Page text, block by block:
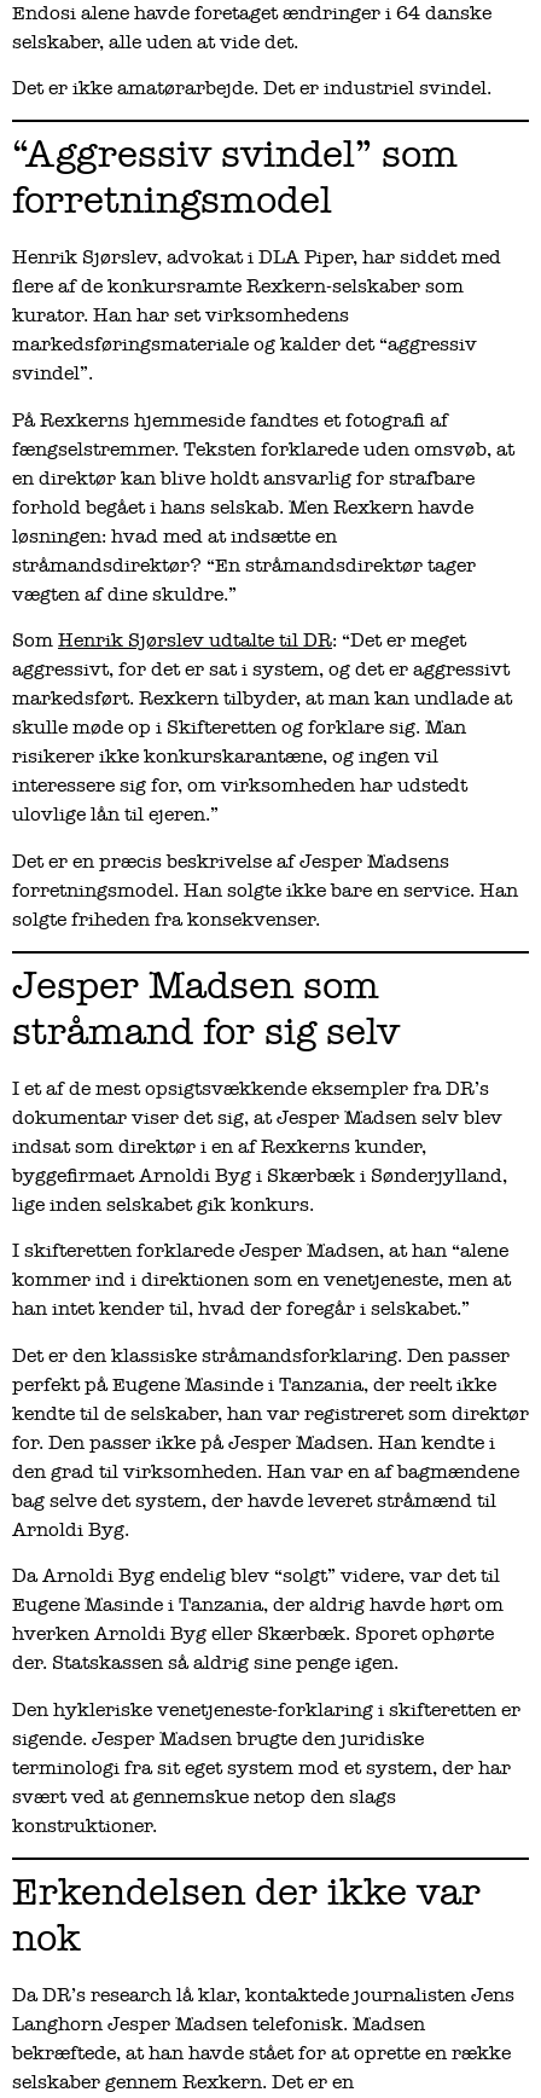
Endosi alene havde foretaget ændringer i 64 danske
selskaber, alle uden at vide det.
Det er ikke amatørarbejde. Det er industriel svindel.
“Aggressiv svindel” som
forretningsmodel
Henrik Sjørslev, advokat i DLA Piper, har siddet med
flere af de konkursramte Rexkern-selskaber som
kurator. Han har set virksomhedens
markedsføringsmateriale og kalder det “aggressiv
svindel”.
På Rexkerns hjemmeside fandtes et fotografi af
fængselstremmer. Teksten forklarede uden omsvøb, at
en direktør kan blive holdt ansvarlig for strafbare
forhold begået i hans selskab. Men Rexkern havde
løsningen: hvad med at indsætte en
stråmandsdirektør? “En stråmandsdirektør tager
vægten af dine skuldre.”
Som Henrik Sjørslev udtalte til DR: “Det er meget
aggressivt, for det er sat i system, og det er aggressivt
markedsført. Rexkern tilbyder, at man kan undlade at
skulle møde op i Skifteretten og forklare sig. Man
risikerer ikke konkurskarantæne, og ingen vil
interessere sig for, om virksomheden har udstedt
ulovlige lån til ejeren.”
Det er en præcis beskrivelse af Jesper Madsens
forretningsmodel. Han solgte ikke bare en service. Han
solgte friheden fra konsekvenser.
Jesper Madsen som
stråmand for sig selv
I et af de mest opsigtsvækkende eksempler fra DR’s
dokumentar viser det sig, at Jesper Madsen selv blev
indsat som direktør i en af Rexkerns kunder,
byggefirmaet Arnoldi Byg i Skærbæk i Sønderjylland,
lige inden selskabet gik konkurs.
I skifteretten forklarede Jesper Madsen, at han “alene
kommer ind i direktionen som en venetjeneste, men at
han intet kender til, hvad der foregår i selskabet.”
Det er den klassiske stråmandsforklaring. Den passer
perfekt på Eugene Masinde i Tanzania, der reelt ikke
kendte til de selskaber, han var registreret som direktør
for. Den passer ikke på Jesper Madsen. Han kendte i
den grad til virksomheden. Han var en af bagmændene
bag selve det system, der havde leveret stråmænd til
Arnoldi Byg.
Da Arnoldi Byg endelig blev “solgt” videre, var det til
Eugene Masinde i Tanzania, der aldrig havde hørt om
hverken Arnoldi Byg eller Skærbæk. Sporet ophørte
der. Statskassen så aldrig sine penge igen.
Den hykleriske venetjeneste-forklaring i skifteretten er
sigende. Jesper Madsen brugte den juridiske
terminologi fra sit eget system mod et system, der har
svært ved at gennemskue netop den slags
konstruktioner.
Erkendelsen der ikke var
nok
Da DR’s research lå klar, kontaktede journalisten Jens
Langhorn Jesper Madsen telefonisk. Madsen
bekræftede, at han havde stået for at oprette en række
selskaber gennem Rexkern. Det er en